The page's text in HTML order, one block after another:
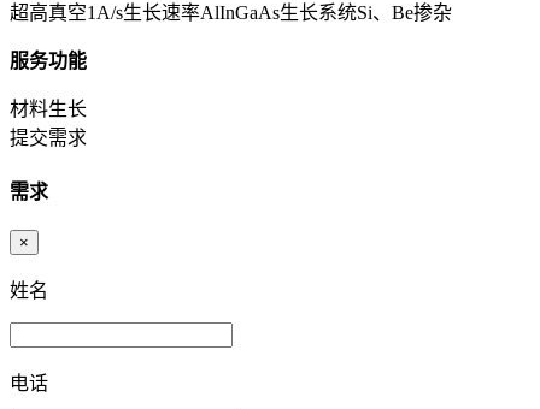
超高真空1A/s生长速率AlInGaAs生长系统Si、Be掺杂
服务功能
材料生长
提交需求
需求
×
姓名
电话